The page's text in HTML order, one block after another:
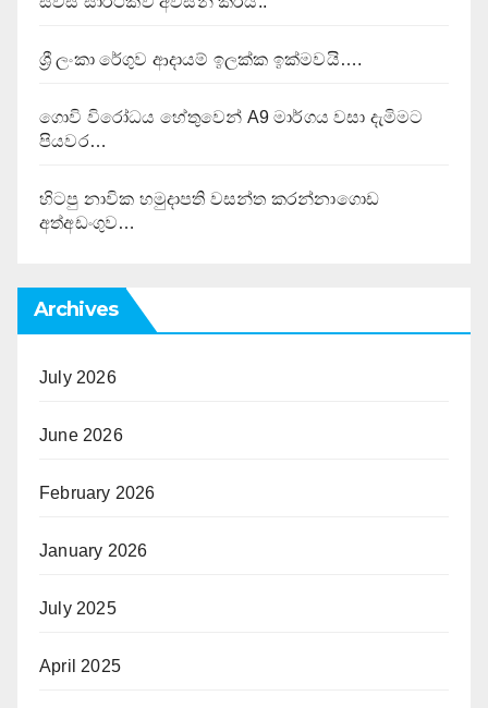
ශ්‍රී ලංකා රේගුව ආදායම් ඉලක්ක ඉක්මවයි….
ගොවි විරෝධය හේතුවෙන් A9 මාර්ගය වසා දැමිමට
පියවර…
හිටපු නාවික හමුදාපති වසන්ත කරන්නාගොඩ
අත්අඩංගුව…
Archives
July 2026
June 2026
February 2026
January 2026
July 2025
April 2025